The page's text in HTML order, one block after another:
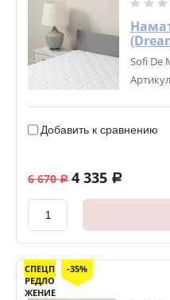
Sofi De
Добавить к сравнению
6 670 a 4 335 a
СПЕЦП
РЕДЛО
ЖЕНИЕ
-35%